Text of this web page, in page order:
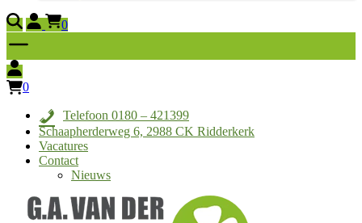
0
0
Telefoon 0180 – 421399
Schaapherderweg 6, 2988 CK Ridderkerk
Vacatures
Contact
Nieuws